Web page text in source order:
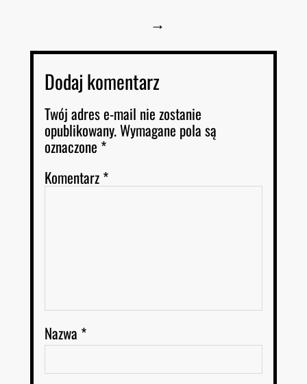
→
Dodaj komentarz
Twój adres e-mail nie zostanie
opublikowany.Wymagane pola są
oznaczone *
Komentarz*
Nazwa *